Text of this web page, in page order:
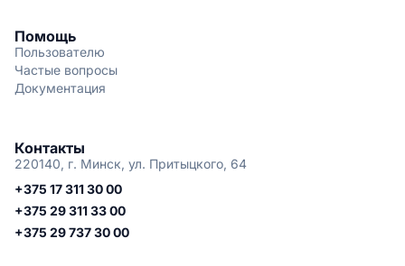
Помощь
Пользователю
Частые вопросы
Документация
Контакты
220140, г. Минск, ул. Притыцкого, 64
+375 17 311 30 00
+375 29 311 33 00
+375 29 737 30 00